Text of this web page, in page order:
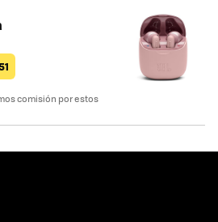
comisión por estos